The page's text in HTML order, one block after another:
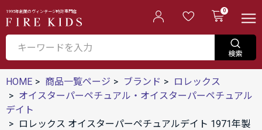
1995年創業のヴィンテージ時計専門店 0
HOME 商品一覧ページ ブランド
ロレックス
オイスターパーペチュアル・オイスターパーペチュアル
デイト
ロレックス オイスターパーペチュアルデイト 1971年製